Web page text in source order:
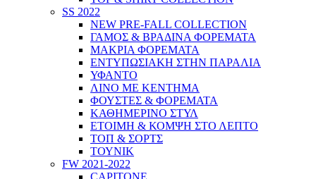
SS 2022
NEW PRE-FALL COLLECTION
ΓΑΜΟΣ & ΒΡΑΔΙΝΑ ΦΟΡΕΜΑΤΑ
ΜΑΚΡΙΑ ΦΟΡΕΜΑΤΑ
ΕΝΤΥΠΩΣΙΑΚΗ ΣΤΗΝ ΠΑΡΑΛΙΑ
ΥΦΑΝΤΟ
ΛΙΝΟ ΜΕ ΚΕΝΤΗΜΑ
ΦΟΥΣΤΕΣ & ΦΟΡΕΜΑΤΑ
ΚΑΘΗΜΕΡΙΝΟ ΣΤΥΛ
ΕΤΟΙΜΗ & ΚΟΜΨΗ ΣΤΟ ΛΕΠΤΟ
ΤΟΠ & ΣΟΡΤΣ
ΤΟΥΝΙΚ
FW 2021-2022
CAPITONE